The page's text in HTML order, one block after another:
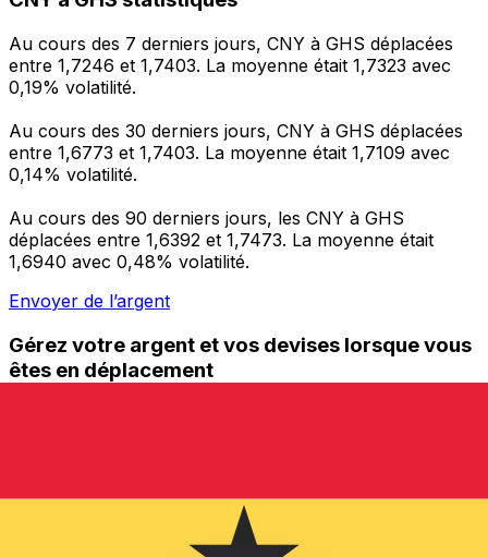
Au cours des 7 derniers jours, CNY à GHS déplacées
entre 1,7246 et 1,7403. La moyenne était 1,7323 avec
0,19% volatilité.
Au cours des 30 derniers jours, CNY à GHS déplacées
entre 1,6773 et 1,7403. La moyenne était 1,7109 avec
0,14% volatilité.
Au cours des 90 derniers jours, les CNY à GHS
déplacées entre 1,6392 et 1,7473. La moyenne était
1,6940 avec 0,48% volatilité.
Envoyer de l’argent
Gérez votre argent et vos devises lorsque vous
êtes en déplacement
l'argent à l'étranger sans frais cachés. Téléchargez
l'application dès aujourd'hui !